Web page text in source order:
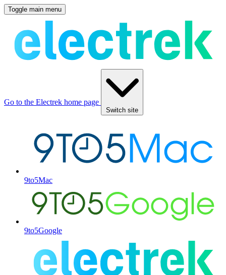
Toggle main menu
Go to the Electrek home page
Switch site
9to5Mac
9to5Google